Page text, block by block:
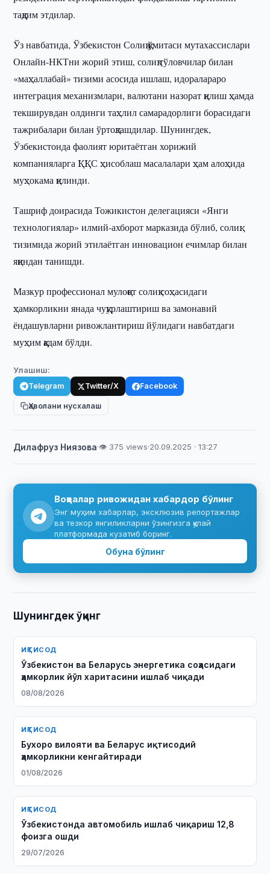
тақдим этдилар.
Ўз навбатида, Ўзбекистон Солиқ қўмитаси мутахассислари
Онлайн-НКТни жорий этиш, солиқ тўловчилар билан
«маҳаллабай» тизими асосида ишлаш, идоралараро
интеграция механизмлари, валютани назорат қилиш ҳамда
текширувдан олдинги таҳлил самарадорлиги борасидаги
тажрибалари билан ўртоқлашдилар. Шунингдек,
Ўзбекистонда фаолият юритаётган хорижий
компанияларга ҚҚС ҳисоблаш масалалари ҳам алоҳида
муҳокама қилинди.
Ташриф доирасида Тожикистон делегацияси «Янги
технологиялар» илмий-ахборот марказида бўлиб, солиқ
тизимида жорий этилаётган инновацион ечимлар билан
яқиндан танишди.
Мазкур профессионал мулоқот солиқ соҳасидаги
ҳамкорликни янада чуқурлаштириш ва замонавий
ёндашувларни ривожлантириш йўлидаги навбатдаги
муҳим қадам бўлди.
Улашиш:
Telegram Twitter/X Facebook
Ҳаволани нусхалаш
Дилафруз Ниязова·👁 375 views·20.09.2025 · 13:27
Воқеалар ривожидан хабардор бўлинг
Энг муҳим хабарлар, эксклюзив репортажлар
ва тезкор янгиликларни ўзингизга қулай
платформада кузатиб боринг.
Обуна бўлинг
Шунингдек ўқинг
ИҚТИСОД
Ўзбекистон ва Беларусь энергетика соҳасидаги
ҳамкорлик йўл харитасини ишлаб чиқади
08/08/2026
ИҚТИСОД
Бухоро вилояти ва Беларус иқтисодий
ҳамкорликни кенгайтиради
01/08/2026
ИҚТИСОД
Ўзбекистонда автомобиль ишлаб чиқариш 12,8
фоизга ошди
29/07/2026